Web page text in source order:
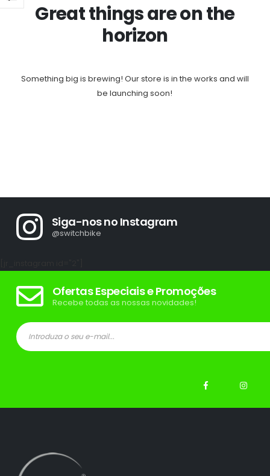
Great things are on the
horizon
Something big is brewing! Our store is in the works and will
be launching soon!
Siga-nos no Instagram
@switchbike
Ofertas Especiais e Promoções
Recebe todas as nossas novidades!